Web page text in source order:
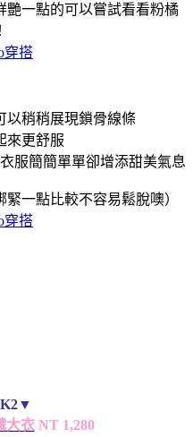
艷一點的可以嘗試看看粉橘
以稍稍展現鎖骨線條
來更舒服
服簡簡單單卻增添甜美氣息
緊一點比較不容易鬆脫噢）
大衣NT 1,280